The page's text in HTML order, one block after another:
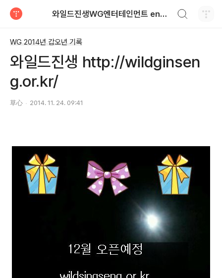
와일드진생WG엔터테인먼트 entertainment
WG 2014년 갑오년 기록
와일드진생 http://wildginsen
g.or.kr/
草心 2014. 11. 24. 09:41